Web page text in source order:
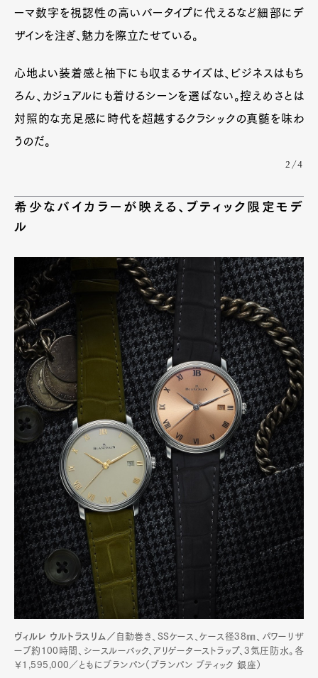
ーマ数字を視認性の高いバータイプに代えるなど細部にデ
ザインを注ぎ、魅力を際立たせている。
心地よい装着感と袖下にも収まるサイズは、ビジネスはもち
ろん、カジュアルにも着けるシーンを選ばない。控えめさとは
対照的な充足感に時代を超越するクラシックの真髄を味わ
うのだ。
2/4
希少なバイカラーが映える、ブティック限定モデ
ル
ヴィルレ ウルトラスリム／ 自動巻き、SSケース、ケース径38㎜、パワーリザ
ーブ約100時間、シースルーバック、アリゲーターストラップ、3気圧防水。各
￥1,595,000／ともにブランパン（ブランパン ブティック 銀座）